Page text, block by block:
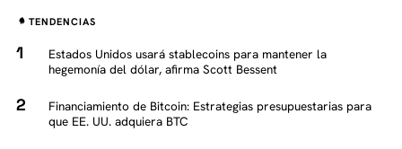
TENDENCIAS
Estados Unidos usará stablecoins para mantener la
hegemonía del dólar, afirma Scott Bessent
Financiamiento de Bitcoin: Estrategias presupuestarias para
que EE. UU. adquiera BTC